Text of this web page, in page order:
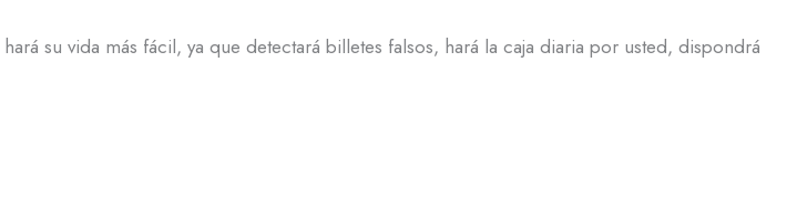
hará su vida más fácil, ya que detectará billetes falsos, hará la caja diaria por usted, dispondrá